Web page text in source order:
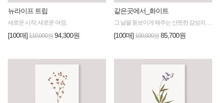
뉴라이프 트립
새로운 시작. 새로운 여정.
[100매] 110,000원 94,300원
같은곳에서_화이트
그 날을 돋보이게 해주는 산뜻한 감성의 청첩장
[100매]100,000원85,700원